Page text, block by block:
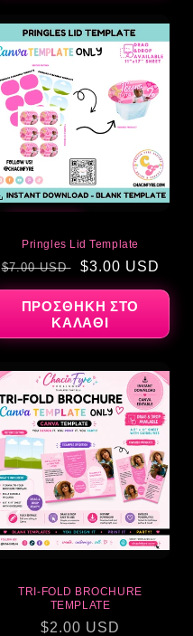
Pringles Lid Template
Κανονική
τιμή
$7.00 USD
Τιμή
έκπτωσης
$3.00 USD
ΠΡΟΣΘΉΚΗ ΣΤΟ
ΚΑΛΆΘΙ
TRI-FOLD BROCHURE
TEMPLATE
Κανονική
$2.00 USD